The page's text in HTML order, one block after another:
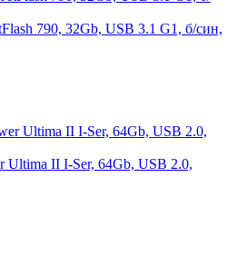
790, 32Gb, USB 3.1 G1, б/син,
Ultima II I-Ser, 64Gb, USB 2.0,